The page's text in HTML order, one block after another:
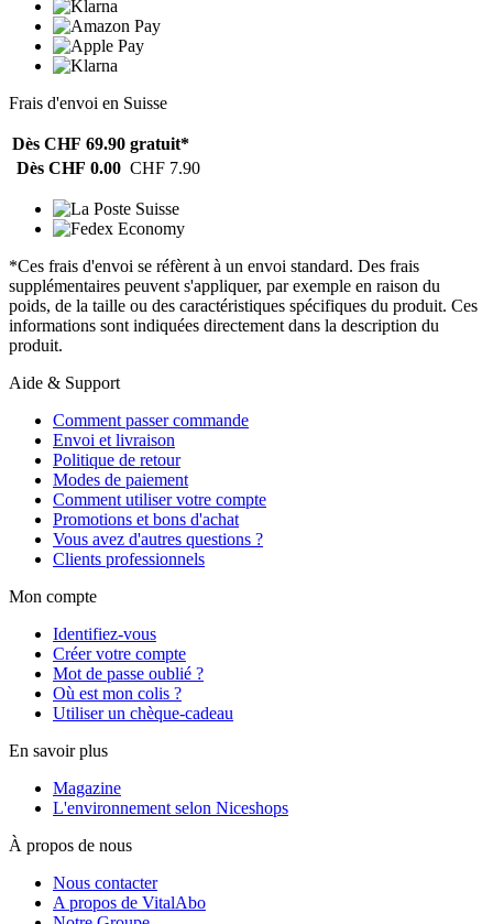
Frais d'envoi en Suisse
Dès CHF 69.90 gratuit*
Dès CHF 0.00 CHF 7.90
*Ces frais d'envoi se réfèrent à un envoi standard. Des frais
supplémentaires peuvent s'appliquer, par exemple en raison du
poids, de la taille ou des caractéristiques spécifiques du produit. Ces
informations sont indiquées directement dans la description du
produit.
Aide & Support
Comment passer commande
Envoi et livraison
Politique de retour
Modes de paiement
Comment utiliser votre compte
Promotions et bons d'achat
Vous avez d'autres questions ?
Clients professionnels
Mon compte
Identifiez-vous
Créer votre compte
Mot de passe oublié ?
Où est mon colis ?
Utiliser un chèque-cadeau
En savoir plus
Magazine
L'environnement selon Niceshops
À propos de nous
Nous contacter
A propos de VitalAbo